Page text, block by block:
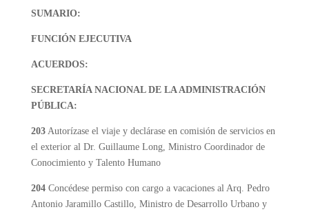
SUMARIO:
FUNCIÓN EJECUTIVA
ACUERDOS:
SECRETARÍA NACIONAL DE LA ADMINISTRACIÓN
PÚBLICA:
203Autorízase el viaje y declárase en comisión de servicios en
el exterior al Dr. Guillaume Long, Ministro Coordinador de
Conocimiento y Talento Humano
204 Concédese permiso con cargo a vacaciones al Arq. Pedro
Antonio Jaramillo Castillo, Ministro de Desarrollo Urbano y